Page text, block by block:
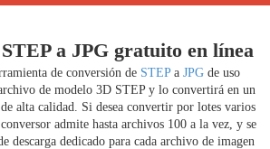
a JPG gratuito en línea
de conversión de STEPa JPGde uso
de modelo 3D STEP y lo convertirá en un
alta calidad. Si desea convertir por lotes varios
admite hasta archivos 100 a la vez, y se
descarga dedicado para cada archivo de imagen